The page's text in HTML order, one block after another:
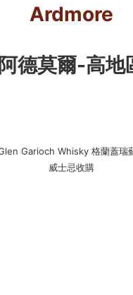
Ardmore
阿德莫爾-高地